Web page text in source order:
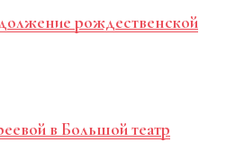
рождественской
в Большой театр